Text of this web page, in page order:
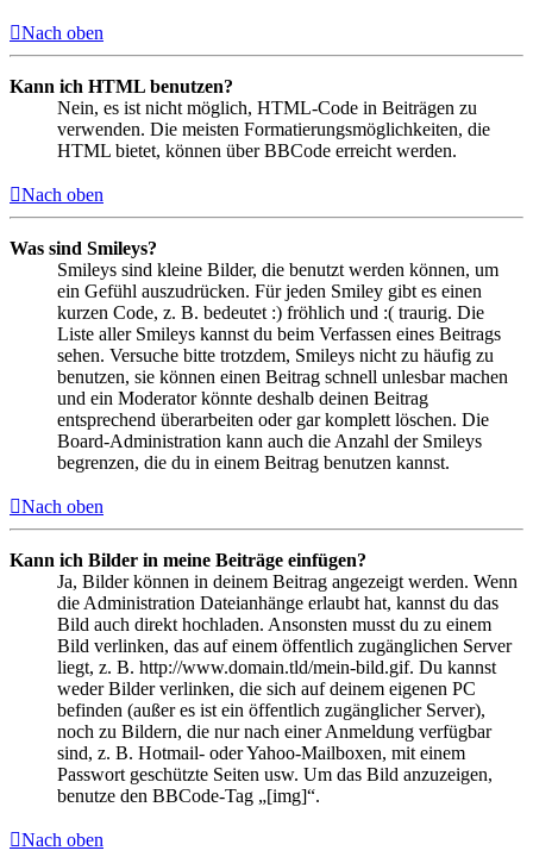
Nach oben
Kann ich HTML benutzen?
Nein, es ist nicht möglich, HTML-Code in Beiträgen zu
verwenden. Die meisten Formatierungsmöglichkeiten, die
HTML bietet, können über BBCode erreicht werden.
Nach oben
Was sind Smileys?
Smileys sind kleine Bilder, die benutzt werden können, um
ein Gefühl auszudrücken. Für jeden Smiley gibt es einen
kurzen Code, z. B. bedeutet :) fröhlich und :( traurig. Die
Liste aller Smileys kannst du beim Verfassen eines Beitrags
sehen. Versuche bitte trotzdem, Smileys nicht zu häufig zu
benutzen, sie können einen Beitrag schnell unlesbar machen
und ein Moderator könnte deshalb deinen Beitrag
entsprechend überarbeiten oder gar komplett löschen. Die
Board-Administration kann auch die Anzahl der Smileys
begrenzen, die du in einem Beitrag benutzen kannst.
Nach oben
Kann ich Bilder in meine Beiträge einfügen?
Ja, Bilder können in deinem Beitrag angezeigt werden. Wenn
die Administration Dateianhänge erlaubt hat, kannst du das
Bild auch direkt hochladen. Ansonsten musst du zu einem
Bild verlinken, das auf einem öffentlich zugänglichen Server
liegt, z. B. http://www.domain.tld/mein-bild.gif. Du kannst
weder Bilder verlinken, die sich auf deinem eigenen PC
befinden (außer es ist ein öffentlich zugänglicher Server),
noch zu Bildern, die nur nach einer Anmeldung verfügbar
sind, z. B. Hotmail- oder Yahoo-Mailboxen, mit einem
Passwort geschützte Seiten usw. Um das Bild anzuzeigen,
benutze den BBCode-Tag „[img]“.
Nach oben